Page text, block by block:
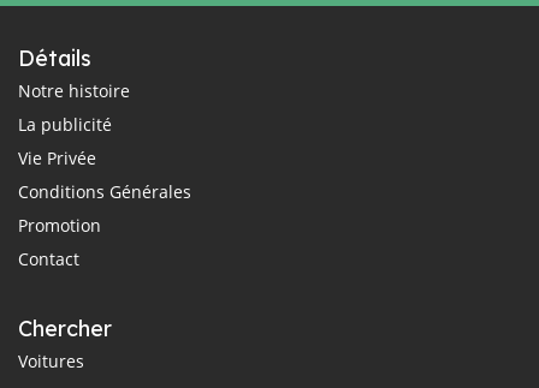
Détails
Notre histoire
La publicité
Vie Privée
Conditions Générales
Promotion
Contact
Chercher
Voitures